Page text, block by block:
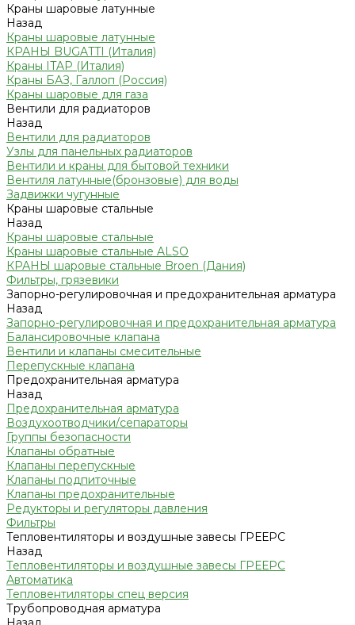
Краны шаровые латунные
Назад
Краны шаровые латунные
КРАНЫ BUGATTI (Италия)
Краны ITAP (Италия)
Краны БАЗ, Галлоп (Россия)
Краны шаровые для газа
Вентили для радиаторов
Назад
Вентили для радиаторов
Узлы для панельных радиаторов
Вентили и краны для бытовой техники
Вентиля латунные(бронзовые) для воды
Задвижки чугунные
Краны шаровые стальные
Назад
Краны шаровые стальные
Краны шаровые стальные ALSO
КРАНЫ шаровые стальные Broen (Дания)
Фильтры, грязевики
Запорно-регулировочная и предохранительная арматура
Назад
Запорно-регулировочная и предохранительная арматура
Балансировочные клапана
Вентили и клапаны смесительные
Перепускные клапана
Предохранительная арматура
Назад
Предохранительная арматура
Воздухоотводчики/сепараторы
Группы безопасности
Клапаны обратные
Клапаны перепускные
Клапаны подпиточные
Клапаны предохранительные
Редукторы и регуляторы давления
Фильтры
Тепловентиляторы и воздушные завесы ГРЕЕРС
Назад
Тепловентиляторы и воздушные завесы ГРЕЕРС
Автоматика
Тепловентиляторы спец версия
Трубопроводная арматура